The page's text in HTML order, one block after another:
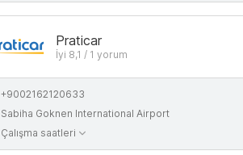
Praticar
İyi 8,1 / 1 yorum
+9002162120633
Sabiha Goknen International Airport
Çalışma saatleri